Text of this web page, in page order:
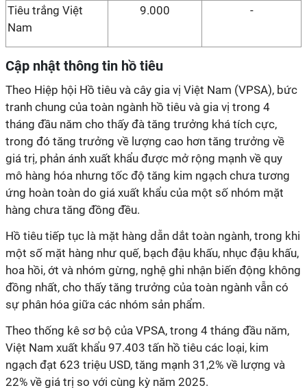
Tiêu trắng Việt
Nam
9.000 -
Cập nhật thông tin hồ tiêu
Theo Hiệp hội Hồ tiêu và cây gia vị Việt Nam (VPSA), bức
tranh chung của toàn ngành hồ tiêu và gia vị trong 4
tháng đầu năm cho thấy đà tăng trưởng khá tích cực,
trong đó tăng trưởng về lượng cao hơn tăng trưởng về
giá trị, phản ánh xuất khẩu được mở rộng mạnh về quy
mô hàng hóa nhưng tốc độ tăng kim ngạch chưa tương
ứng hoàn toàn do giá xuất khẩu của một số nhóm mặt
hàng chưa tăng đồng đều.
Hồ tiêu tiếp tục là mặt hàng dẫn dắt toàn ngành, trong khi
một số mặt hàng như quế, bạch đậu khấu, nhục đậu khấu,
hoa hồi, ớt và nhóm gừng, nghệ ghi nhận biến động không
đồng nhất, cho thấy tăng trưởng của toàn ngành vẫn có
sự phân hóa giữa các nhóm sản phẩm.
Theo thống kê sơ bộ của VPSA, trong 4 tháng đầu năm,
Việt Nam xuất khẩu 97.403 tấn hồ tiêu các loại, kim
ngạch đạt 623 triệu USD, tăng mạnh 31,2% về lượng và
22% về giá trị so với cùng kỳ năm 2025.